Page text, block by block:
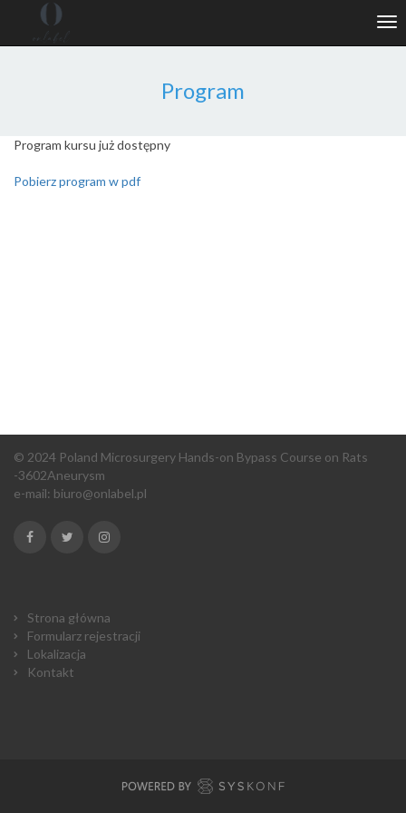
Program
Program kursu już dostępny
Pobierz program w pdf
© 2024 Poland Microsurgery Hands-on Bypass Course on Rats
-3602Aneurysm
e-mail: biuro@onlabel.pl
Strona główna
Formularz rejestracji
Lokalizacja
Kontakt